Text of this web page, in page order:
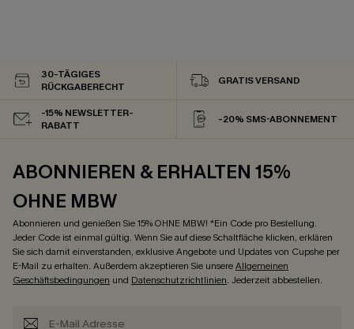
30-TÄGIGES
RÜCKGABERECHT
GRATIS VERSAND
-15% NEWSLETTER-
RABATT
-20% SMS-ABONNEMENT
ABONNIEREN & ERHALTEN 15%
OHNE MBW
Abonnieren und genießen Sie 15% OHNE MBW! *Ein Code pro Bestellung.
Jeder Code ist einmal gültig. Wenn Sie auf diese Schaltfläche klicken, erklären
Sie sich damit einverstanden, exklusive Angebote und Updates von Cupshe per
E-Mail zu erhalten. Außerdem akzeptieren Sie unsereAllgemeinen
Geschäftsbedingungen und Datenschutzrichtlinien. Jederzeit abbestellen.